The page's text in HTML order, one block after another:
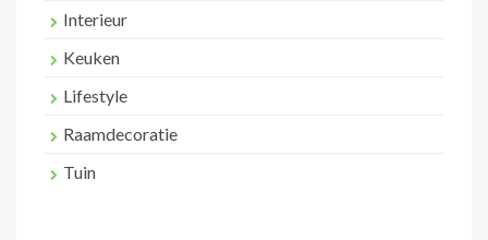
Interieur
Keuken
Lifestyle
Raamdecoratie
Tuin